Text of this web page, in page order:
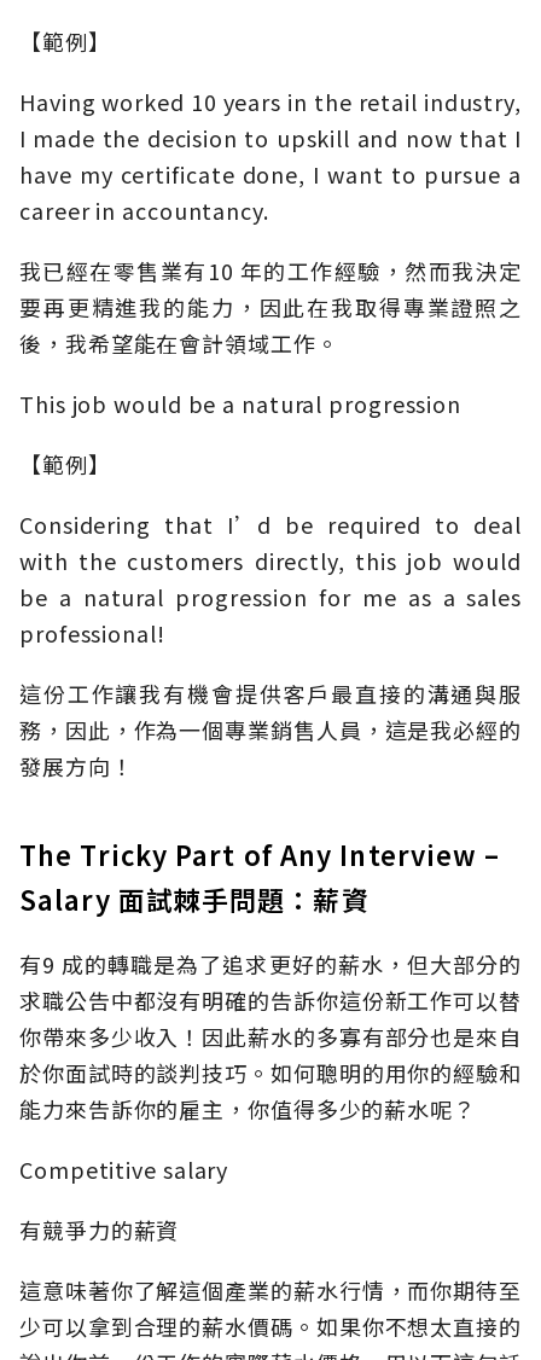
【範例】
Having worked 10 years in the retail industry,
I made the decision to upskill and now that I
have my certificate done, I want to pursue a
career in accountancy.
我已經在零售業有10 年的工作經驗，然而我決定
要再更精進我的能力，因此在我取得專業證照之
後，我希望能在會計領域工作。
This job would be a natural progression
【範例】
Considering that I’d be required to deal
with the customers directly, this job would
be a natural progression for me as a sales
professional!
這份工作讓我有機會提供客戶最直接的溝通與服
務，因此，作為一個專業銷售人員，這是我必經的
發展方向！
The Tricky Part of Any Interview –
Salary 面試棘手問題：薪資
有9 成的轉職是為了追求更好的薪水，但大部分的
求職公告中都沒有明確的告訴你這份新工作可以替
你帶來多少收入！因此薪水的多寡有部分也是來自
於你面試時的談判技巧。如何聰明的用你的經驗和
能力來告訴你的雇主，你值得多少的薪水呢？
Competitive salary
有競爭力的薪資
這意味著你了解這個產業的薪水行情，而你期待至
少可以拿到合理的薪水價碼。如果你不想太直接的